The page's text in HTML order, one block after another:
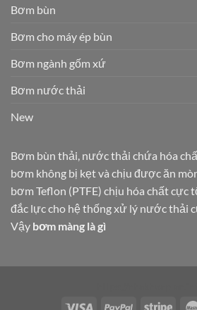
Bơm bùn
Bơm cho máy ép bùn
Bơm ngành gốm xứ
Bơm nước thải
New
Bơm bùn thải, nước thải chứa hóa
bơm không bị kẹt và chịu được ăn
bơm Teflon (PTFE) chịu hóa chất cực
đắc lực cho hệ thống xử lý nước thải
Vậy bơm màng là gì